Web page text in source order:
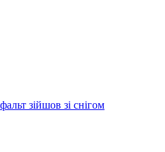
зійшов зі снігом